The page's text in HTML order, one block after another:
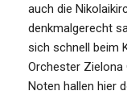
auch die
denkmalgerecht
sich schnell beim
Orchester Zielona
Noten hallen hier